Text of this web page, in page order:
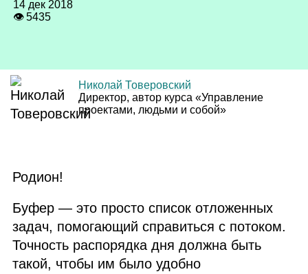
14 дек 2018
👁 5435
Николай Товеровский
Директор, автор курса «Управление
проектами, людьми и собой»
Родион!
Буфер — это просто список отложенных
задач, помогающий справиться с потоком.
Точность распорядка дня должна быть
такой, чтобы им было удобно